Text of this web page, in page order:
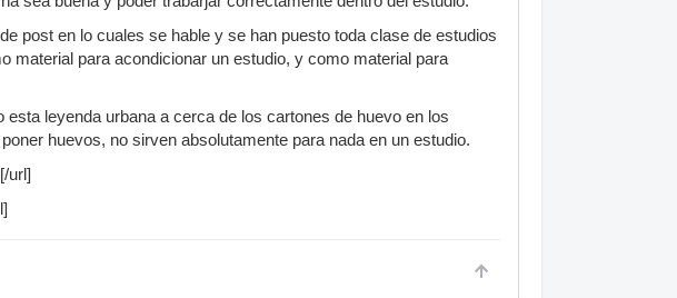
post en lo cuales se hable y se han puesto toda clase de estudios
material para acondicionar un estudio, y como material para
leyenda urbana a cerca de los cartones de huevo en los
huevos, no sirven absolutamente para nada en un estudio.
url]